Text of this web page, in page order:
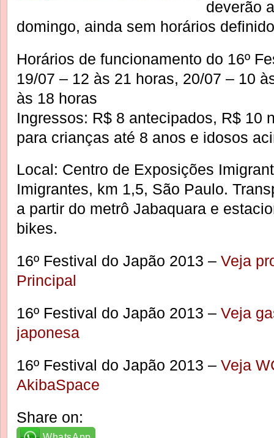
deverão
domingo, ainda sem horários
Horários de funcionamento do 16º
19/07 – 12 às 21 horas, 20/07 – 10
às 18 horas
Ingressos: R$ 8 antecipados, R$ 10
para crianças até 8 anos e idosos
Local: Centro de Exposições
Imigrantes, km 1,5, São Paulo.
a partir do metrô Jabaquara e
bikes.
16º Festival do Japão 2013 – Veja
Principal
16º Festival do Japão 2013 – Veja
japonesa
16º Festival do Japão 2013 – Veja
AkibaSpace
Share on: